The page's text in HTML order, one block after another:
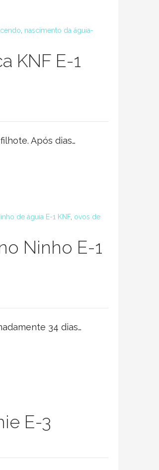
nascimento da águia-
KNF E-1
Após dias…
de águia E-1 KNF, ovos de
Ninho E-1
34 dias…
E-3